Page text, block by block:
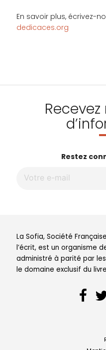
En savoir plus, écrivez-
dedicaces.org
Restez
La Sofia, Société
l’écrit, est un organisme
administré à parité par
le domaine exclusif du